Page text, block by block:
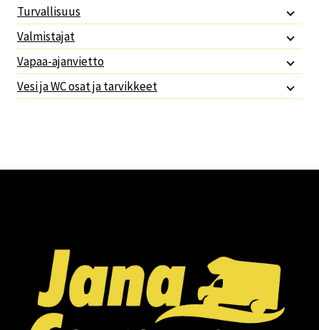
Turvallisuus
Valmistajat
Vapaa-ajanvietto
Vesi ja WC osat ja tarvikkeet